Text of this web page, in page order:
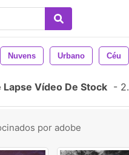
Nuvens Urbano Céu
Vídeo De Stock -
por adobe